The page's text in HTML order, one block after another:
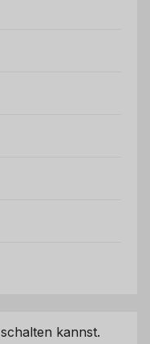
kannst.